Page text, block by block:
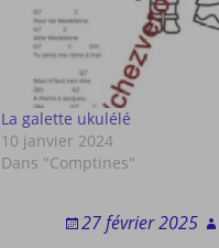
La galette ukulélé
10 janvier 2024
Dans "Comptines"
27 février 2025